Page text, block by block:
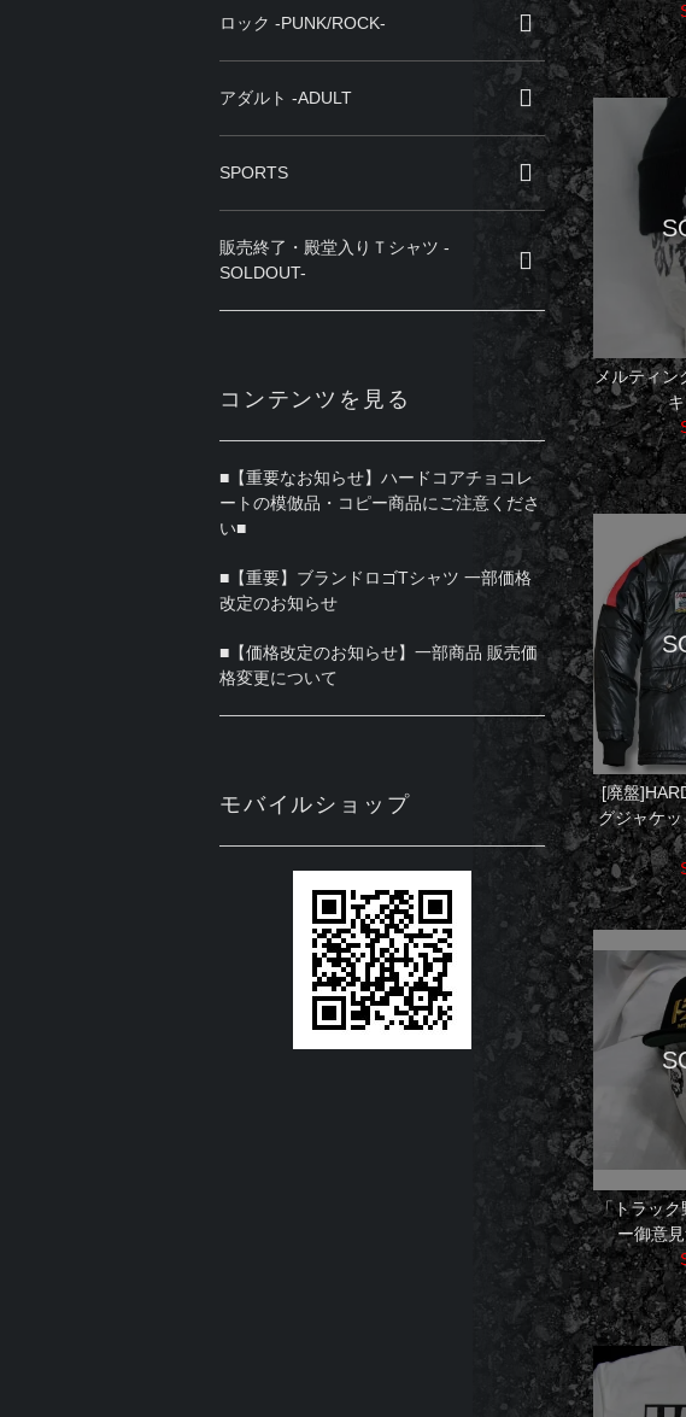
メルティン
[廃盤
グジャケ
「トラック
ー御意
ロック -PUNK/ROCK-
アダルト -ADULT
SPORTS
販売終了・殿堂入りＴシャツ -
SOLDOUT-
コンテンツを見る
■【重要なお知らせ】ハードコアチョコレ
ートの模倣品・コピー商品にご注意くださ
い■
■【重要】ブランドロゴTシャツ 一部価格
改定のお知らせ
■【価格改定のお知らせ】一部商品 販売価
格変更について
モバイルショップ